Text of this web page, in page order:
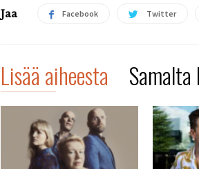
Jaa Facebook Twitter
Lisää aiheesta